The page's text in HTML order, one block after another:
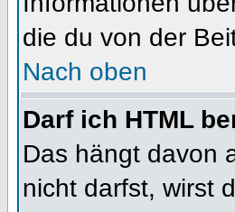
die du von der
Nach oben
Darf ich HTML
Das hängt davon
nicht darfst, wirst